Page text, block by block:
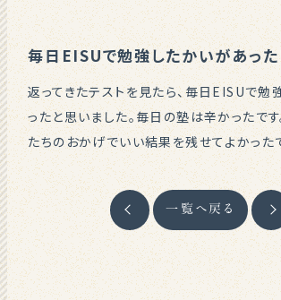
毎日EISUで勉強したかいがあった
返ってきたテストを見たら、毎日EISUで勉
ったと思いました。毎日の塾は辛かったです
たちのおかげでいい結果を残せてよかった
一覧へ戻る